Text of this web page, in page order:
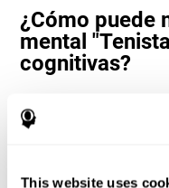
This website uses
¿Cómo puede
mental
cognitivas?
estimula un determinado
repetición de ese patrón
cognitivas más débiles o